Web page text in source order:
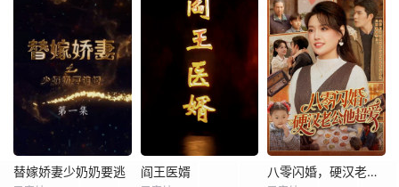
替嫁娇妻少奶奶要逃 阎王医婿 八零闪婚，硬汉老公他超爱